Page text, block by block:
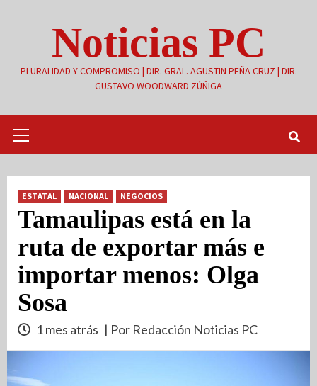
Noticias PC
PLURALIDAD Y COMPROMISO | DIR. GRAL. AGUSTIN PEÑA CRUZ | DIR.
GUSTAVO WOODWARD ZÚÑIGA
primario
ESTATAL NACIONAL NEGOCIOS
Tamaulipas está en la
ruta de exportar más e
importar menos: Olga
Sosa
1 mes atrás | Por Redacción Noticias PC